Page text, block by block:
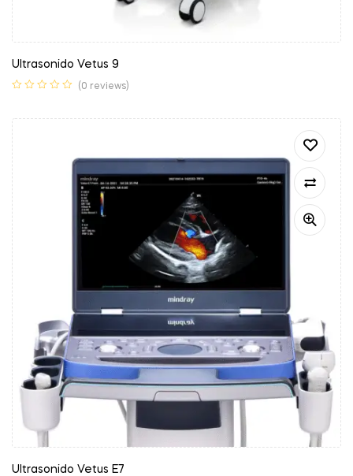
Ultrasonido Vetus 9
(0 reviews)
Ultrasonido Vetus E7